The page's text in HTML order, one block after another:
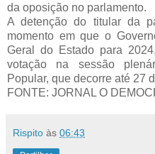
da oposição no parlamento.
A detenção do titular da
momento em que o
Geral do Estado para
votação na sessão
Popular, que decorre até 27
FONTE: JORNAL O
Rispito às 06:43